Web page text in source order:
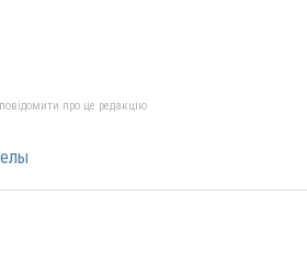
про це редакцію